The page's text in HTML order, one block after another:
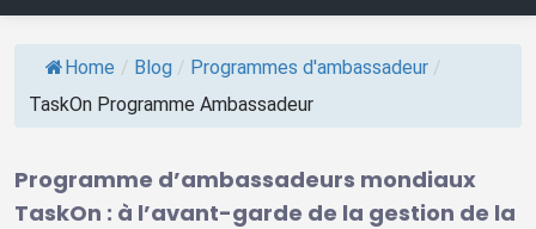
Home / Blog / Programmes d'ambassadeur /
TaskOn Programme Ambassadeur
Programme d’ambassadeurs mondiaux
TaskOn : à l’avant-garde de la gestion de la